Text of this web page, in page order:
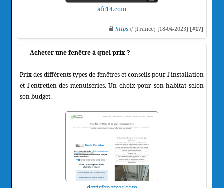
afc14.com
https:// [France] [18-04-2023] [#17]
Acheter une fenêtre à quel prix ?
Prix des différents types de fenêtres et conseils pour l'installation
et l'entretien des menuiseries. Un choix pour son habitat selon
son budget.